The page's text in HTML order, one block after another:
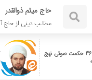
حاج میثم ذوالقدر
مطالب دینی از حاج آقا
اَپ 365 حکمت صوتی نهج